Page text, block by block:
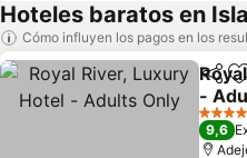
Hoteles baratos en
Cómo influyen los pagos en los
-
Ver
5
9,6